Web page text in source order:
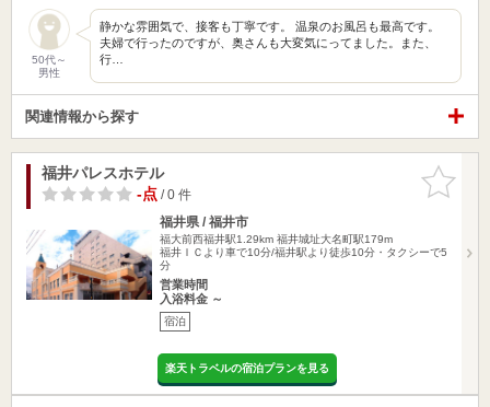
50代～
男性
静かな雰囲気で、接客も丁寧です。 温泉のお風呂も最高です。
夫婦で行ったのですが、奥さんも大変気にってました。また、
行…
関連情報から探す
お気に入
りに追加
福井パレスホテル
-点/ 0 件
福井県 / 福井市
福大前西福井駅1.29km 福井城址大名町駅179m
福井ＩＣより車で10分/福井駅より徒歩10分・タクシーで5
分
営業時間
入浴料金 ～
宿泊
楽天トラベルの宿泊プランを見る